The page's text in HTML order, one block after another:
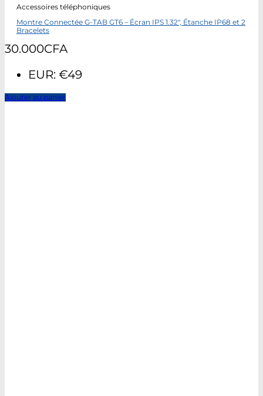
Accessoires téléphoniques
Montre Connectée G-TAB GT6 – Écran IPS 1.32″, Étanche IP68 et 2
Bracelets
30.000CFA
EUR: €49
Ajouter au panier